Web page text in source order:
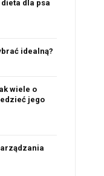
dla psa
idealną?
wiele o
jego